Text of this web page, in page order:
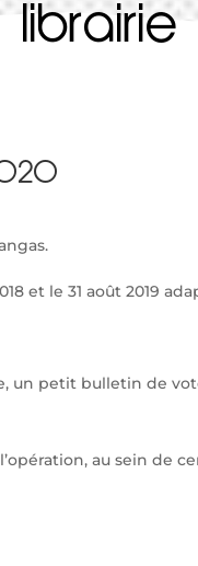
et le 31 août 2019
un petit bulletin de
au sein de